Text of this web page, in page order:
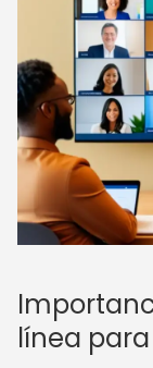
línea para